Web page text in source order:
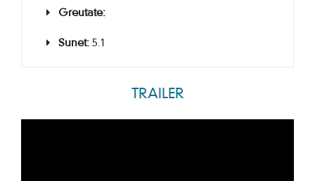
Greutate:
Sunet: 5.1
TRAILER